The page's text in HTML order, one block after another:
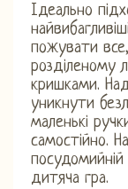
Ідеально
пожувати
розділеному
кришками.
уникнути
маленькі
самостійно.
дитяча гра.